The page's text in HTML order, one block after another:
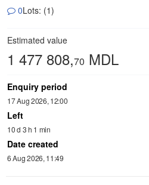
0Lots: (1)
Estimated value
1 477 808,70 MDL
Enquiry period
17 Aug 2026, 12:00
Left
10 d 3 h 1 min
Date created
6 Aug 2026, 11:49